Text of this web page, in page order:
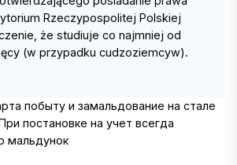
Rzeczypospolitej Polskiej
że studiuje co najmniej od
(w przypadku cudzoziemcуw).
побыту и замальдование на стале
постановке на учет всегда
мальдунок